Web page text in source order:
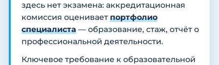
здесь нет экзамена: аккредитационная
комиссия оценивает портфолио
специалиста — образование, стаж, отчёт о
профессиональной деятельности.
Ключевое требование к образовательной